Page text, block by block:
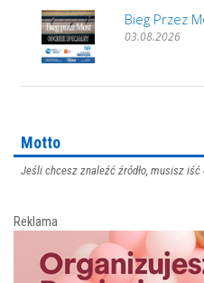
Bieg Przez
03.08.2026
Motto
Jeśli chcesz znaleźć źródło, musisz iść
Reklama